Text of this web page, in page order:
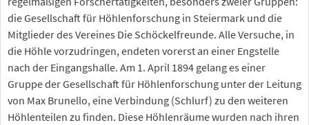
die Gesellschaft für Höhlenforschung in Steiermark und die
Mitglieder des Vereines Die Schöckelfreunde. Alle Versuche, in
die Höhle vorzudringen, endeten vorerst an einer Engstelle
nach der Eingangshalle. Am 1. April 1894 gelang es einer
Gruppe der Gesellschaft für Höhlenforschung unter der Leitung
von Max Brunello, eine Verbindung (Schlurf) zu den weiteren
Höhlenteilen zu finden. Diese Höhlenräume wurden nach ihren